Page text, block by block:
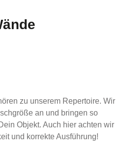
zu unserem Repertoire. Wir
an und bringen so
Objekt. Auch hier achten wir
und korrekte Ausführung!